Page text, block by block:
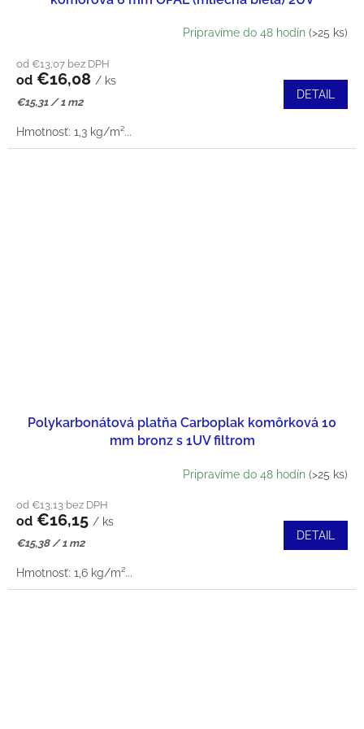
Pripravíme do 48 hodín (>25 ks)
od €13,07 bez DPH
od €16,08 / ks
Jednotková
€15,31 / 1 m2
DETAIL
Hmotnosť: 1,3 kg/m²...
Polykarbonátová platňa Carboplak komôrková 10
mm bronz s 1UV filtrom
Pripravíme do 48 hodín (>25 ks)
od €13,13 bez DPH
od €16,15 / ks
Jednotková
€15,38 / 1 m2
DETAIL
Hmotnosť: 1,6 kg/m²...